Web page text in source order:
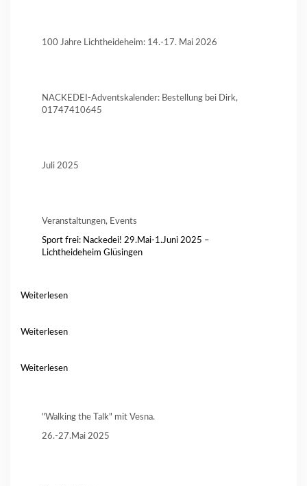
100 Jahre Lichtheideheim: 14.-17. Mai 2026
NACKEDEI-Adventskalender: Bestellung bei Dirk,
01747410645
Juli 2025
Veranstaltungen, Events
Sport frei: Nackedei! 29.Mai-1.Juni 2025 –
Lichtheideheim Glüsingen
Weiterlesen
Weiterlesen
Weiterlesen
"Walking the Talk" mit Vesna.
26.-27.Mai 2025